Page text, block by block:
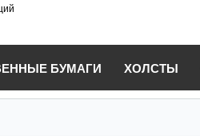
БУМАГИ ХОЛСТЫ